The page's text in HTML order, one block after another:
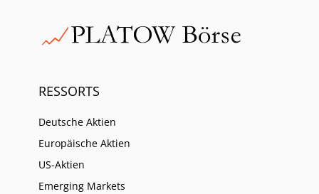
RESSORTS
Deutsche Aktien
Europäische Aktien
US-Aktien
Emerging Markets